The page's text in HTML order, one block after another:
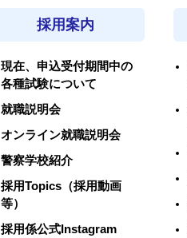
採用案内
現在、申込受付期間中の
各種試験について
就職説明会
オンライン就職説明会
警察学校紹介
採用Topics（採用動画
等）
採用係公式Instagram